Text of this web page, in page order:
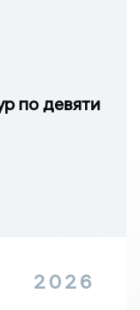
по девяти
2026